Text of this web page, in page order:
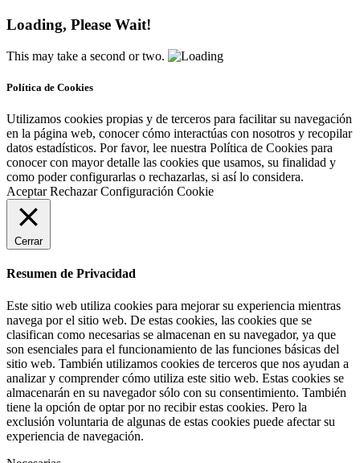
Loading, Please Wait!
This may take a second or two.
Política de Cookies
Utilizamos cookies propias y de terceros para facilitar su navegación
en la página web, conocer cómo interactúas con nosotros y recopilar
datos estadísticos. Por favor, lee nuestra Política de Cookies para
conocer con mayor detalle las cookies que usamos, su finalidad y
como poder configurarlas o rechazarlas, si así lo considera.
Aceptar Rechazar Configuración Cookie
Cerrar
Resumen de Privacidad
Este sitio web utiliza cookies para mejorar su experiencia mientras
navega por el sitio web. De estas cookies, las cookies que se
clasifican como necesarias se almacenan en su navegador, ya que
son esenciales para el funcionamiento de las funciones básicas del
sitio web. También utilizamos cookies de terceros que nos ayudan a
analizar y comprender cómo utiliza este sitio web. Estas cookies se
almacenarán en su navegador sólo con su consentimiento. También
tiene la opción de optar por no recibir estas cookies. Pero la
exclusión voluntaria de algunas de estas cookies puede afectar su
experiencia de navegación.